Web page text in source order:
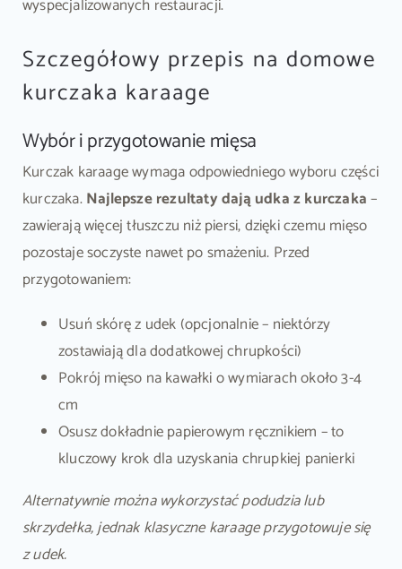
wyspecjalizowanych restauracji.
Szczegółowy przepis na domowe
kurczaka karaage
Wybór i przygotowanie mięsa
Kurczak karaage wymaga odpowiedniego wyboru części
kurczaka.Najlepsze rezultaty dają udka z kurczaka–
zawierają więcej tłuszczu niż piersi, dzięki czemu mięso
pozostaje soczyste nawet po smażeniu. Przed
przygotowaniem:
Usuń skórę z udek (opcjonalnie – niektórzy
zostawiają dla dodatkowej chrupkości)
Pokrój mięso na kawałki o wymiarach około 3-4
cm
Osusz dokładnie papierowym ręcznikiem – to
kluczowy krok dla uzyskania chrupkiej panierki
Alternatywnie można wykorzystać podudzia lub
skrzydełka, jednak klasyczne karaage przygotowuje się
z udek.